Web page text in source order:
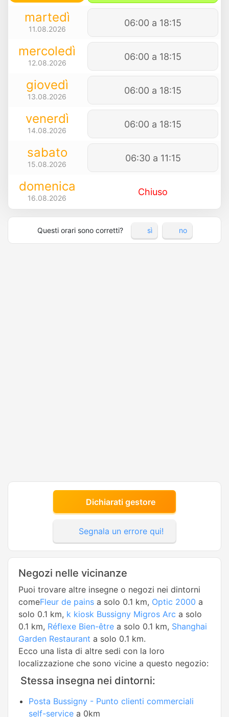
martedì
11.08.2026
06:00 a 18:15
mercoledì
12.08.2026
06:00 a 18:15
giovedì
13.08.2026
06:00 a 18:15
venerdì
14.08.2026
06:00 a 18:15
sabato
15.08.2026
06:30 a 11:15
domenica
16.08.2026
Chiuso
Questi orari sono corretti? sì no
Dichiarati gestore
Segnala un errore qui!
Negozi nelle vicinanze
Puoi trovare altre insegne o negozi nei dintorni
comeFleur de pains a solo 0.1 km, Optic 2000 a
solo 0.1 km, k kiosk Bussigny Migros Arc a solo
0.1 km, Réflexe Bien-être a solo 0.1 km, Shanghai
Garden Restaurant a solo 0.1 km.
Ecco una lista di altre sedi con la loro
localizzazione che sono vicine a questo negozio:
Stessa insegna nei dintorni:
Posta Bussigny - Punto clienti commerciali
self-service a 0km